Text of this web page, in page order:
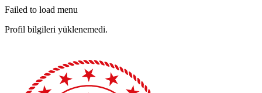
Failed to load menu
Profil bilgileri yüklenemedi.